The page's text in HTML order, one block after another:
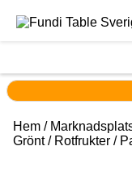
Hem/
Grönt/ Rotfrukter/